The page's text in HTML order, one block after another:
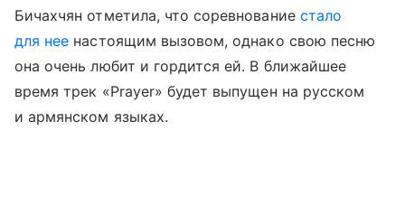
Бичахчян отметила, что соревнование стало
для нее настоящим вызовом, однако свою песню
она очень любит и гордится ей. В ближайшее
время трек «Prayer» будет выпущен на русском
и армянском языках.